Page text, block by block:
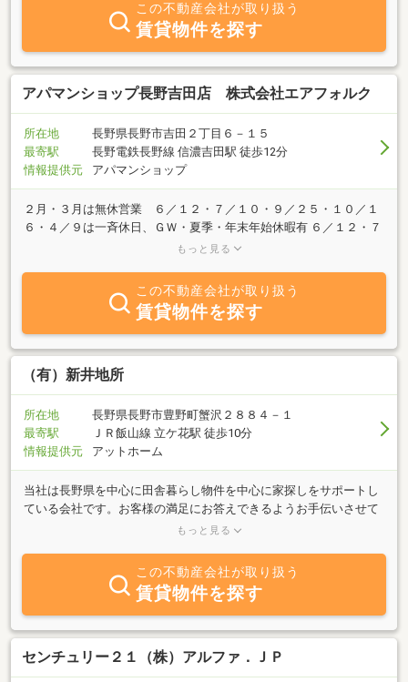
この不動産会社が取り扱う
賃貸物件を探す
アパマンショップ長野吉田店 株式会社エアフォルク
所在地
長野県長野市吉田２丁目６－１５
最寄駅
長野電鉄長野線 信濃吉田駅 徒歩12分
情報提供元
アパマンショップ
２月・３月は無休営業 ６／１２・７／１０・９／２５・１０／１
６・４／９は一斉休日、ＧＷ・夏季・年末年始休暇有 ６／１２・７
／１０・９／２５・１０／１６・４／９は一斉休日、ＧＷ・夏季・
もっと見る
この不動産会社が取り扱う
賃貸物件を探す
（有）新井地所
所在地
長野県長野市豊野町蟹沢２８８４－１
最寄駅
ＪＲ飯山線 立ケ花駅 徒歩10分
情報提供元
アットホーム
当社は長野県を中心に田舎暮らし物件を中心に家探しをサポートし
ている会社です。お客様の満足にお答えできるようお手伝いさせて
頂きます。長野で田舎暮らしをお考えの皆様からのお問い合わせを
もっと見る
この不動産会社が取り扱う
賃貸物件を探す
センチュリー２１（株）アルファ．ＪＰ